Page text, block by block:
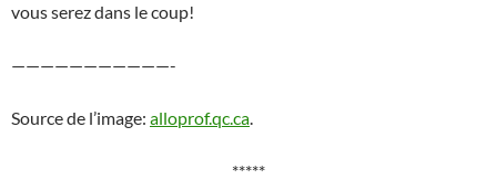
vous serez dans le coup!
———————————-
Source de l’image: alloprof.qc.ca.
*****